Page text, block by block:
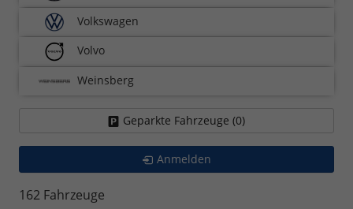
Volkswagen
Volvo
Weinsberg
Geparkte Fahrzeuge (0)
Anmelden
162 Fahrzeuge